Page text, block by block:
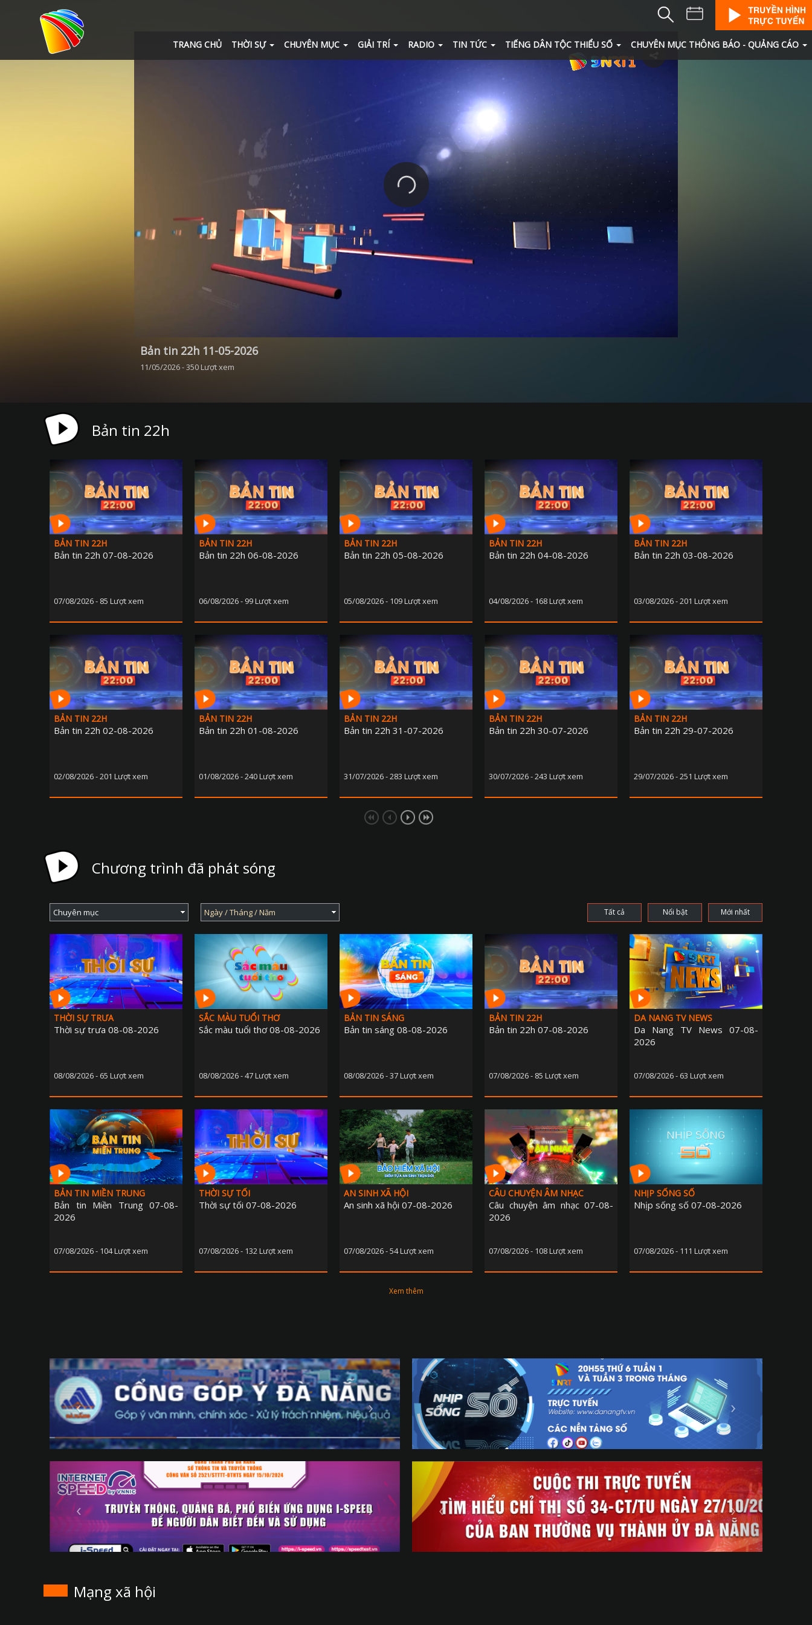
TRANG CHỦ THỜI SỰ CHUYÊN MỤC GIẢI TRÍ RADIO TIN TỨC TIẾNG DÂN TỘC THIỂU SỐ CHUYÊN MỤC THÔNG BÁO - QUẢNG CÁO
Bản tin 22h 11-05-2026
11/05/2026 - 350 Lượt xem
Bản tin 22h
BẢN TIN 22H
Bản tin 22h 07-08-2026
07/08/2026 - 85 Lượt xem
BẢN TIN 22H
Bản tin 22h 06-08-2026
06/08/2026 - 99 Lượt xem
BẢN TIN 22H
Bản tin 22h 05-08-2026
05/08/2026 - 109 Lượt xem
BẢN TIN 22H
Bản tin 22h 04-08-2026
04/08/2026 - 168 Lượt xem
BẢN TIN 22H
Bản tin 22h 03-08-2026
03/08/2026 - 201 Lượt xem
BẢN TIN 22H
Bản tin 22h 02-08-2026
02/08/2026 - 201 Lượt xem
BẢN TIN 22H
Bản tin 22h 01-08-2026
01/08/2026 - 240 Lượt xem
BẢN TIN 22H
Bản tin 22h 31-07-2026
31/07/2026 - 283 Lượt xem
BẢN TIN 22H
Bản tin 22h 30-07-2026
30/07/2026 - 243 Lượt xem
BẢN TIN 22H
Bản tin 22h 29-07-2026
29/07/2026 - 251 Lượt xem
Chương trình đã phát sóng
Mới nhất
Nổi bật
Tất cả
THỜI SỰ TRƯA
Thời sự trưa 08-08-2026
08/08/2026 - 65 Lượt xem
SẮC MÀU TUỔI THƠ
Sắc màu tuổi thơ 08-08-2026
08/08/2026 - 47 Lượt xem
BẢN TIN SÁNG
Bản tin sáng 08-08-2026
08/08/2026 - 37 Lượt xem
BẢN TIN 22H
Bản tin 22h 07-08-2026
07/08/2026 - 85 Lượt xem
DA NANG TV NEWS
Da Nang TV News 07-08-
2026
07/08/2026 - 63 Lượt xem
BẢN TIN MIỀN TRUNG
Bản tin Miền Trung 07-08-
2026
07/08/2026 - 104 Lượt xem
THỜI SỰ TỐI
Thời sự tối 07-08-2026
07/08/2026 - 132 Lượt xem
AN SINH XÃ HỘI
An sinh xã hội 07-08-2026
07/08/2026 - 54 Lượt xem
CÂU CHUYỆN ÂM NHẠC
Câu chuyện âm nhạc 07-08-
2026
07/08/2026 - 108 Lượt xem
NHỊP SỐNG SỐ
Nhịp sống số 07-08-2026
07/08/2026 - 111 Lượt xem
Xem thêm
Mạng xã hội